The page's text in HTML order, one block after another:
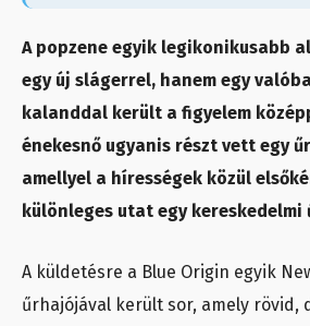
A popzene egyik legikonikusabb
egy új slágerrel, hanem egy
kalanddal került a figyelem
énekesnő ugyanis részt vett egy
amellyel a hírességek közül
különleges utat egy
A küldetésre a Blue Origin egyik
űrhajójával került sor, amely rövid,